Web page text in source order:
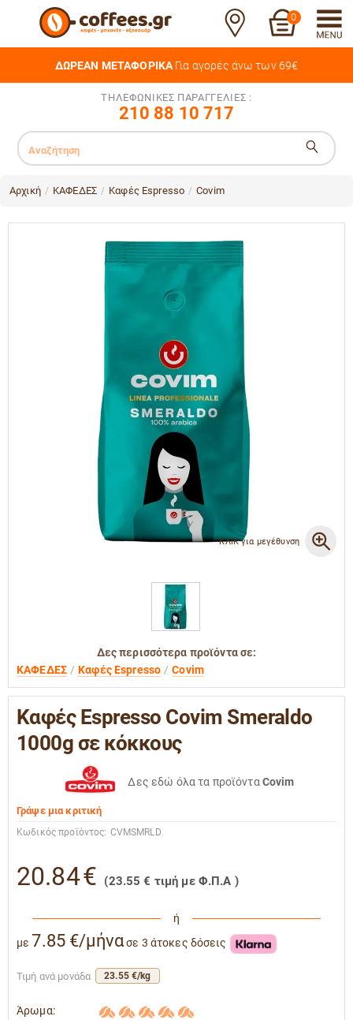
0
ΔΩΡΕΑΝ ΜΕΤΑΦΟΡΙΚΑ Για αγορές άνω των 69€
ΤΗΛΕΦΩΝΙΚΕΣ ΠΑΡΑΓΓΕΛΙΕΣ :
210 88 10 717
Αρχική / ΚΑΦΕΔΕΣ / Καφές Espresso / Covim
ΚΛΙΚ για μεγέθυνση
Δες περισσότερα προϊόντα σε:
ΚΑΦΕΔΕΣ
Καφές Espresso Covim
Καφές Espresso Covim Smeraldo
1000g σε κόκκους
Δες εδώ όλα τα προϊόντα Covim
Γράψε μια κριτική
Κωδικός προϊόντος: CVMSMRLD
20.84€ (23.55 € τιμή με Φ.Π.Α )
ή
με 7.85 €/μήνασε 3 άτοκες δόσεις
Τιμή ανά μονάδα 23.55 €/kg
Άρωμα: